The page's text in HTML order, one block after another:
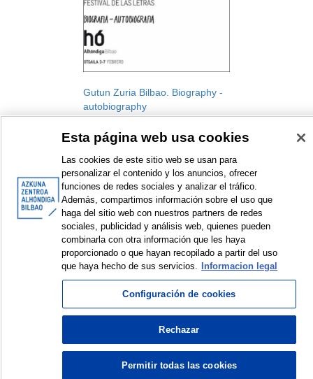
Gutun Zuria Bilbao. Biography -
autobiography
Literature Festival
Festival
2009
< Items sorted by: 1 to 1 of 1 >
© Azkuna Zentroa - Alhóndiga Bilbao
Esta página web usa cookies
Las cookies de este sitio web se usan para
personalizar el contenido y los anuncios, ofrecer
funciones de redes sociales y analizar el tráfico.
Además, compartimos información sobre el uso que
haga del sitio web con nuestros partners de redes
sociales, publicidad y análisis web, quienes pueden
combinarla con otra información que les haya
proporcionado o que hayan recopilado a partir del uso
que haya hecho de sus servicios.
Informacion legal
Configuración de cookies
Rechazar
Permitir todas las cookies